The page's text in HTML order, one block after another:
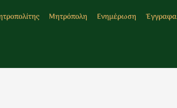
Μητρόπολη Ενημέρωση Έγγραφα